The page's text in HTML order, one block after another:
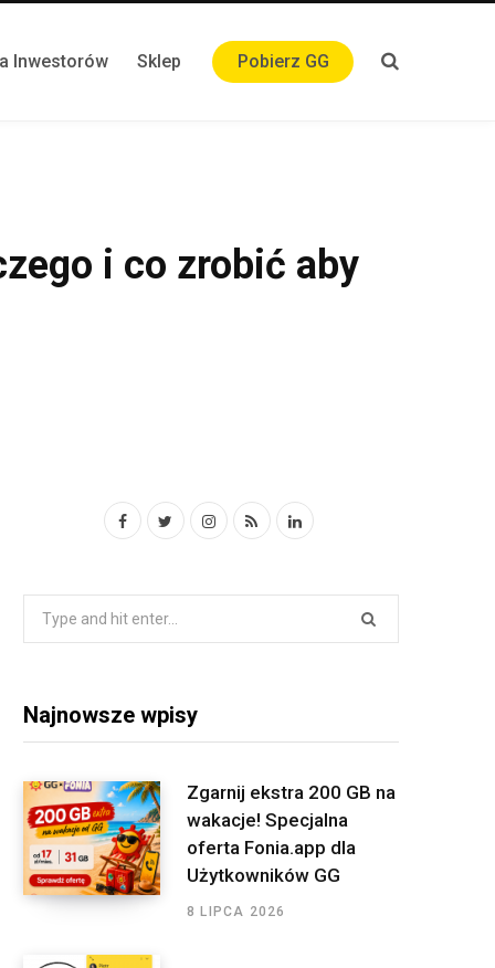
Inwestorów Sklep Pobierz GG
i co zrobić aby
F
c
o
o
k
i
e
r
I
s
r
m
R
S
L
n
I
c
f
o
Najnowsze wpisy
Zgarnij ekstra 200 GB na
wakacje! Specjalna
oferta Fonia.app dla
Użytkowników GG
8 LIPCA 2026